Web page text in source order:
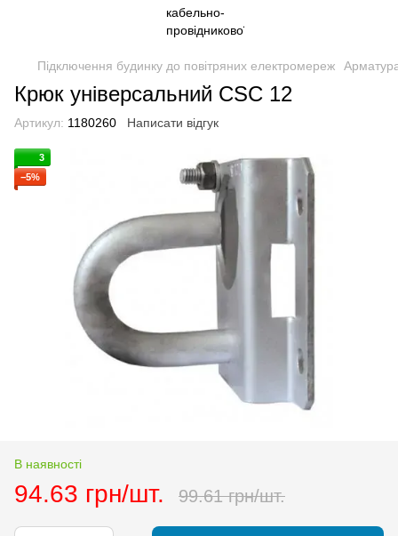
Підключення будинку до повітряних електромереж
Крюк універсальний CSC 12
Артикул: 1180260 Написати відгук
3
−5%
В наявності
94.63 грн/шт. 99.61 грн/шт.